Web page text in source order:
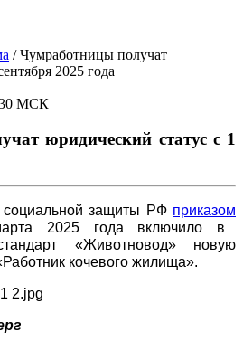
/Чумработницы получат
2025 года
МСК
юридический статус с 1
социальной защиты РФ приказом
2025 года включило в
«Животновод» новую
кочевого жилища».